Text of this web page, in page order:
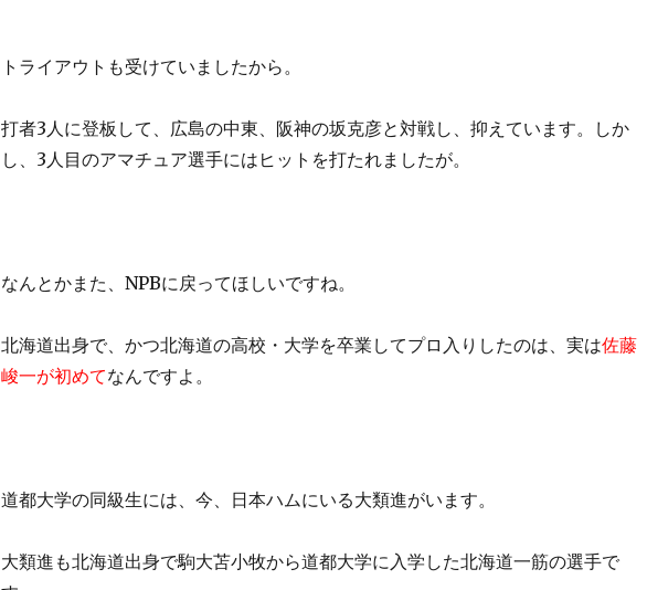
トライアウトも受けていましたから。
打者3人に登板して、広島の中東、阪神の坂克彦と対戦し、抑えています。しか
し、3人目のアマチュア選手にはヒットを打たれましたが。
なんとかまた、NPBに戻ってほしいですね。
北海道出身で、かつ北海道の高校・大学を卒業してプロ入りしたのは、実は佐藤
峻一が初めてなんですよ。
道都大学の同級生には、今、日本ハムにいる大類進がいます。
大類進も北海道出身で駒大苫小牧から道都大学に入学した北海道一筋の選手で